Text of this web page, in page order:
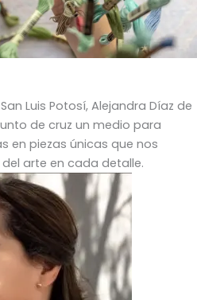
Luis Potosí, Alejandra Díaz de
de cruz un medio para
en piezas únicas que nos
arte en cada detalle.